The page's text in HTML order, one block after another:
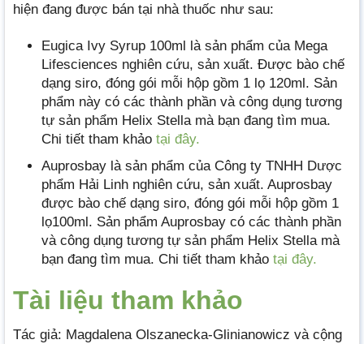
hiện đang được bán tại nhà thuốc như sau:
Eugica Ivy Syrup 100ml là sản phẩm của Mega
Lifesciences nghiên cứu, sản xuất. Được bào chế
dạng siro, đóng gói mỗi hộp gồm 1 lọ 120ml. Sản
phẩm này có các thành phần và công dụng tương
tự sản phẩm Helix Stella mà bạn đang tìm mua.
Chi tiết tham khảo tại đây.
Auprosbay là sản phẩm của Công ty TNHH Dược
phẩm Hải Linh nghiên cứu, sản xuất. Auprosbay
được bào chế dạng siro, đóng gói mỗi hộp gồm 1
lọ100ml. Sản phẩm Auprosbay có các thành phần
và công dụng tương tự sản phẩm Helix Stella mà
bạn đang tìm mua. Chi tiết tham khảo tại đây.
Tài liệu tham khảo
Tác giả: Magdalena Olszanecka-Glinianowicz và cộng